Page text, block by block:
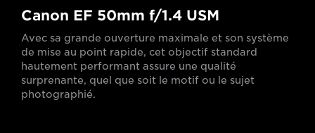
Canon EF 50mm f/1.4 USM
Avec sa grande ouverture maximale et son système
de mise au point rapide, cet objectif standard
hautement performant assure une qualité
surprenante, quel que soit le motif ou le sujet
photographié.